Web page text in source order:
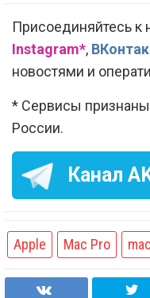
Присоединяйтесь к
Instagram*,
новостями и
* Сервисы
России.
Канал
Apple Mac Pro